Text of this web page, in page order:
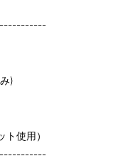
)
使用）